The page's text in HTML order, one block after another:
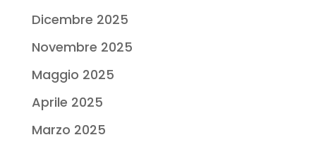
Dicembre 2025
Novembre 2025
Maggio 2025
Aprile 2025
Marzo 2025